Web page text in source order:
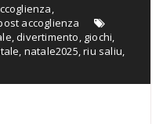
accoglienza
,divertimento, giochi,
, natale2025,riu saliu,